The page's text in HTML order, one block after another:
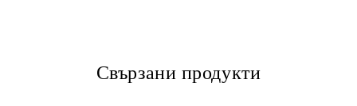
Свързани продукти